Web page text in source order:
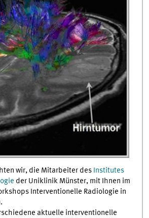
wir, die Mitarbeiter des Institutes
der Uniklinik Münster, mit Ihnen im
Interventionelle Radiologie in
aktuelle interventionelle